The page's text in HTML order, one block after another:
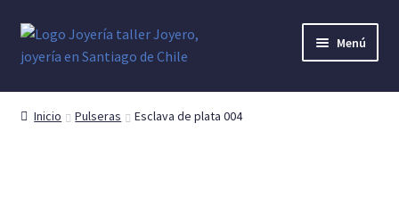
Ir
a
Ir
al
Menú
Anillo Denario
Inicio Pulseras Esclava de plata 004